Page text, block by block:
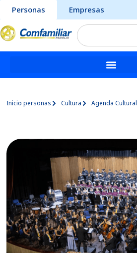
Personas
Empresas
Inicio personas Cultura Agenda Cultural